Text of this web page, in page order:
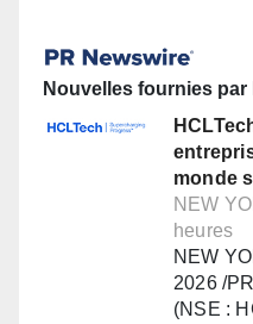
Nouvelles fournies par
monde
NEW
heures
NEW
2026 /
(NSE :